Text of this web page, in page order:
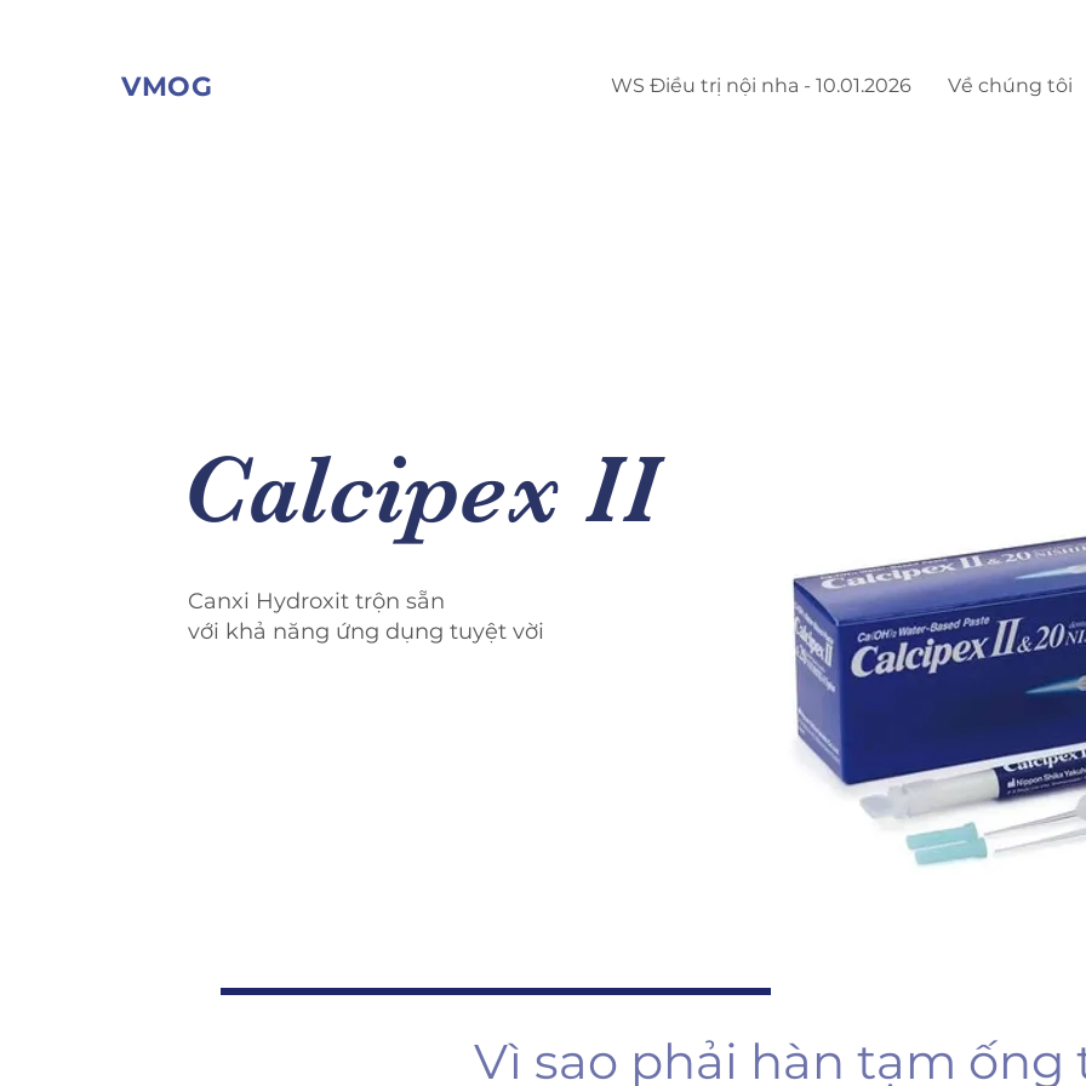
VMOG WS Điều trị nội nha - 10.01.2026 Về chúng tôi
Calcipex II
Canxi Hydroxit trộn sẵn
với khả năng ứng dụng tuyệt vời
Vì sao phải hàn tạm ống